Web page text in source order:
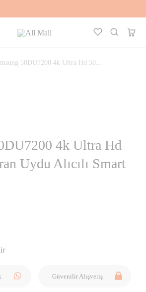
50DU7200 4k Ultra Hd 50...
4k Ultra Hd
Uydu Alıcılı Smart
Güvenilir Alışveriş